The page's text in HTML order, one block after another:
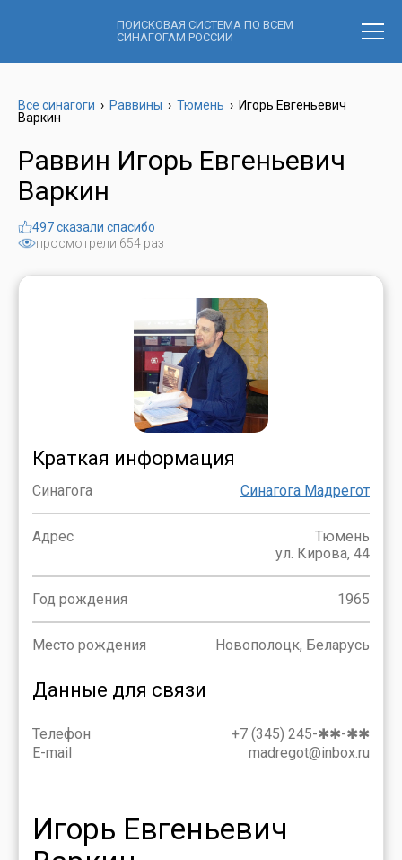
ПОИСКОВАЯ СИСТЕМА ПО ВСЕМ
СИНАГОГАМ РОССИИ
Все синагоги › Раввины › Тюмень › Игорь Евгеньевич
Варкин
Раввин Игорь Евгеньевич
Варкин
просмотрели 654 раз
497 сказали спасибо
Краткая информация
Синагога Синагога Мадрегот
Адрес
Тюмень
ул. Кирова, 44
Год рождения 1965
Место рождения Новополоцк, Беларусь
Данные для связи
Телефон
+7 (345) 245-✱✱-✱✱
E-mail
madregot@inbox.ru
Игорь Евгеньевич